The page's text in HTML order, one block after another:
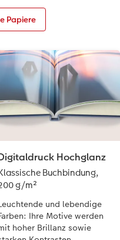
Papiere
Hochglanz
Buchbindung,
g/m²
und lebendige
Ihre Motive werden
hoher Brillanz sowie